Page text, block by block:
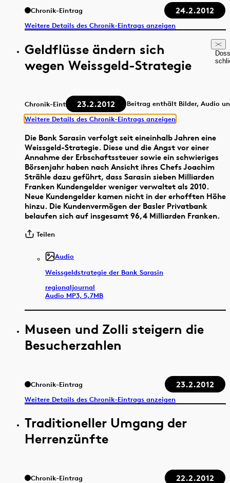
Chronik-Eintrag 24.2.2012
Weitere Details des Chronik-Eintrags anzeigen
Geldflüsse ändern sich
wegen Weissgeld-Strategie
Chronik-Eintrag 23.2.2012
Beitrag enthält Bilder, Audio
Weitere Details des Chronik-Eintrags anzeigen
Die Bank Sarasin verfolgt seit eineinhalb Jahren eine
Weissgeld-Strategie. Diese und die Angst vor einer
Annahme der Erbschaftssteuer sowie ein schwieriges
Börsenjahr haben nach Ansicht ihres Chefs Joachim
Strähle dazu geführt, dass Sarasin sieben Milliarden
Franken Kundengelder weniger verwaltet als 2010.
Neue Kundengelder kamen nicht in der erhofften Höhe
hinzu. Die Kundenvermögen der Basler Privatbank
belaufen sich auf insgesamt 96,4 Milliarden Franken.
Teilen
Audio
Weissgeldstrategie der Bank Sarasin
regionaljournal
Audio MP3, 5,7MB
Museen und Zolli steigern die
Besucherzahlen
Chronik-Eintrag 23.2.2012
Weitere Details des Chronik-Eintrags anzeigen
Traditioneller Umgang der
Herrenzünfte
Chronik-Eintrag 22.2.2012